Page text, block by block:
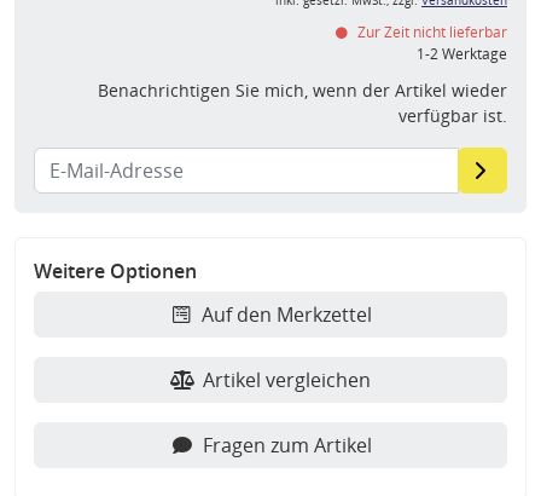
Zur Zeit nicht lieferbar
1-2 Werktage
Benachrichtigen Sie mich, wenn der Artikel wieder
verfügbar ist.
Weitere Optionen
Auf den Merkzettel
Artikel vergleichen
Fragen zum Artikel